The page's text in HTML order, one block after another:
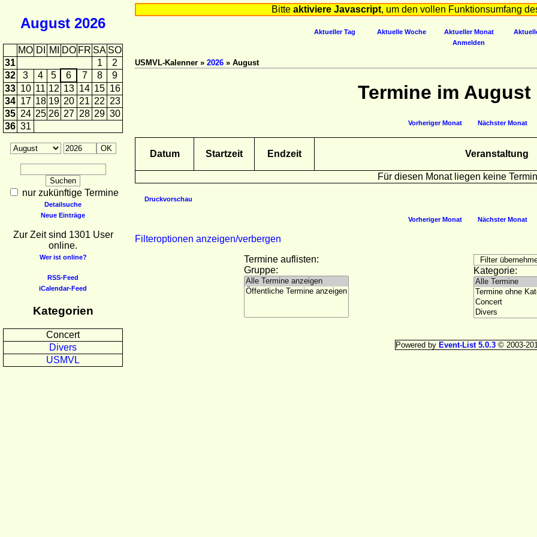
August 2026
MO DI MI DO FR SA SO
31
1
2
32
3 4 5 6 7 8
9
33 10 11 12 13 14 15 16
34 17 18 19 20 21 22 23
35 24 25 26 27 28 29 30
36 31
nur zukünftige Termine
Detailsuche
Neue Einträge
Zur Zeit sind 1301 User
online.
Wer ist online?
RSS-Feed
iCalendar-Feed
Kategorien
Concert
Divers
USMVL
Bitte aktiviere Javascript, um den vollen Funktionsumfang
Aktueller Tag Aktuelle Woche Aktueller Monat
Anmelden
USMVL-Kalenner » 2026 » August
Termine im August
Vorheriger Monat Nächster Monat
Datum Startzeit Endzeit Veranstaltung
Für diesen Monat liegen keine
Druckvorschau
Vorheriger Monat Nächster Monat
Filteroptionen anzeigen/verbergen
Termine auflisten:
Gruppe:
Kategorie:
Powered by Event-List 5.0.3© 2003-